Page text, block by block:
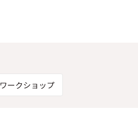
ワークショップ